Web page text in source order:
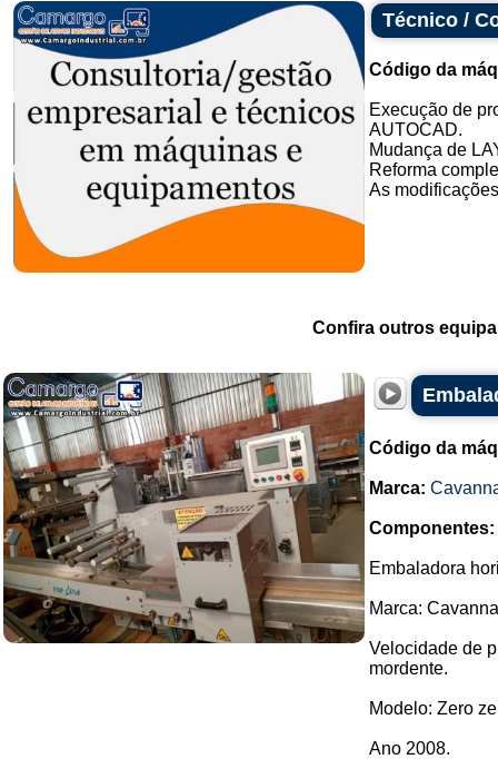
Técnico /
Código da
Execução de
AUTOCAD.
Mudança de
Reforma
As
Confira outros
Código da
Marca:
Componentes:
Embaladora
Marca:
Velocidade de
mordente.
Modelo: Zero
Ano 2008.